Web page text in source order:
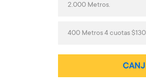
2.000 Metros.
400 Metros 4 cuotas $130